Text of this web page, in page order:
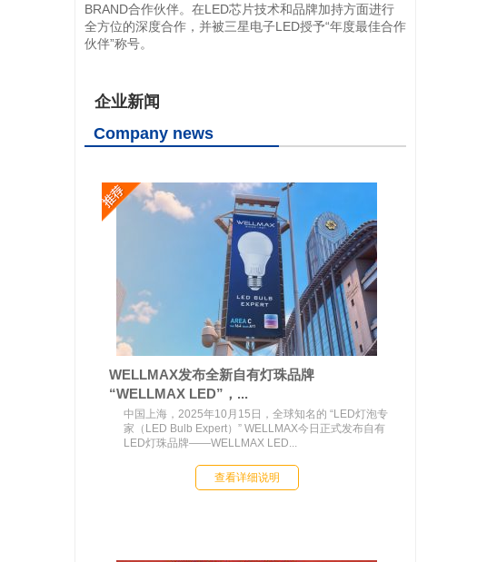
BRAND合作伙伴。在LED芯片技术和品牌加持方面进行
全方位的深度合作，并被三星电子LED授予“年度最佳合作
伙伴”称号。
企业新闻
Company news
WELLMAX发布全新自有灯珠品牌
“WELLMAX LED”，...
中国上海，2025年10月15日，全球知名的 “LED灯泡专
家（LED Bulb Expert）” WELLMAX今日正式发布自有
LED灯珠品牌——WELLMAX LED...
查看详细说明